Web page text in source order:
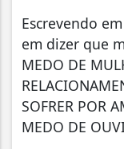
Escrevendo
em dizer que
MEDO DE
SOFRER POR
MEDO DE